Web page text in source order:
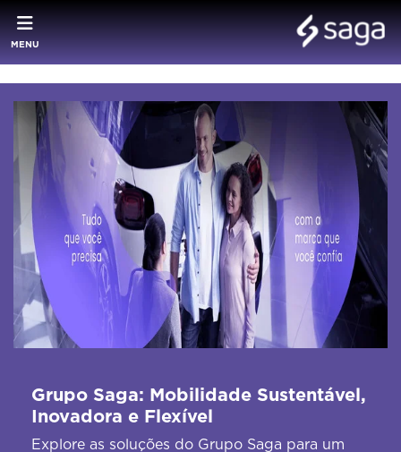
MENU
Grupo Saga: Mobilidade Sustentável,
Inovadora e Flexível
Explore as soluções do Grupo Saga para um